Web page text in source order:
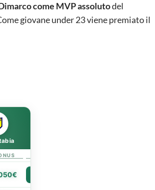
come MVP assolutodel
giovane under 23 viene premiato il